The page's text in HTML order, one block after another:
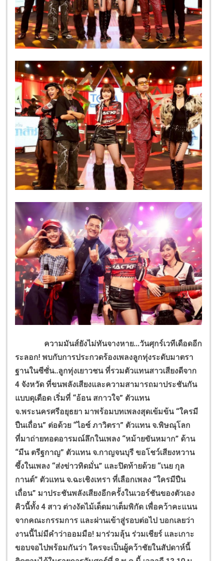
ความมันส์ยังไม่ทันจางหาย...วันศุกร์เวทีเดือดอีก
ระลอก! พบกับการประกวดร้องเพลงลูกทุ่งระดับมาตรา
ฐานในซีซั่น..ลูกทุ่งเยาวชน ที่รวมตัวแทนสาวเสียงดีจาก
4 จังหวัด ที่ขนพลังเสียงและความสามารถมาประชันกัน
แบบดุเดือด เริ่มที่ “อ้อน สกาวใจ” ตัวแทน
จ.พระนครศรีอยุธยา มาพร้อมบทเพลงสุดเข้มข้น “ใครมี
ปืนเถื่อน” ต่อด้วย “ไอซ์ ภาวิตรา” ตัวแทน จ.พิษณุโลก
ที่มาถ่ายทอดอารมณ์ลึกในเพลง “หม้ายขันหมาก” ด้าน
“มีน ตรีฐกาญ” ตัวแทน จ.กาญจนบุรี ขอโชว์เสียงหวาน
ซึ้งในเพลง “ส่งข่าวทิดมั่น” และปิดท้ายด้วย “เนย กุล
กานต์” ตัวแทน จ.ฉะเชิงเทรา ที่เลือกเพลง “ใครมีปืน
เถื่อน” มาประชันพลังเสียงอีกครั้งในเวอร์ชันของตัวเอง
คิวนี้ทั้ง 4 สาว ต่างงัดไม้เด็ดมาเต็มพิกัด เพื่อคว้าคะแนน
จากคณะกรรมการ และผ่านเข้าสู่รอบต่อไป บอกเลยว่า
งานนี้ไม่มีคำว่าออมมือ! มาร่วมลุ้น ร่วมเชียร์ และเกาะ
ขอบจอไปพร้อมกันว่า ใครจะเป็นผู้คว้าชัยในสัปดาห์นี้